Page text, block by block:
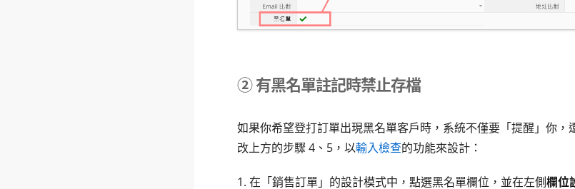
② 有黑名單註記時禁止存檔
如果你希望登打訂單出現黑名單客戶時，系統不僅要「提醒」你，
改上方的步驟 4、5，以輸入檢查的功能來設計：
1. 在「銷售訂單」的設計模式中，點選黑名單欄位，並在左側欄位